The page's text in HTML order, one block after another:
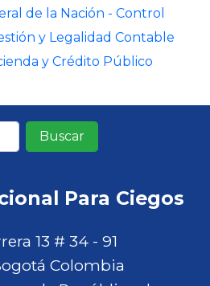
de la Nación - Control
y Legalidad Contable
y Crédito Público
Para Ciegos
13 # 34 - 91
Colombia